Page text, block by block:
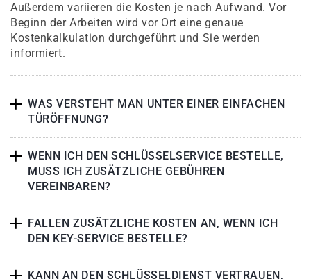
Außerdem variieren die Kosten je nach Aufwand. Vor
Beginn der Arbeiten wird vor Ort eine genaue
Kostenkalkulation durchgeführt und Sie werden
informiert.
WAS VERSTEHT MAN UNTER EINER EINFACHEN
TÜRÖFFNUNG?
WENN ICH DEN SCHLÜSSELSERVICE BESTELLE,
MUSS ICH ZUSÄTZLICHE GEBÜHREN
VEREINBAREN?
FALLEN ZUSÄTZLICHE KOSTEN AN, WENN ICH
DEN KEY-SERVICE BESTELLE?
KANN AN DEN SCHLÜSSELDIENST VERTRAUEN,